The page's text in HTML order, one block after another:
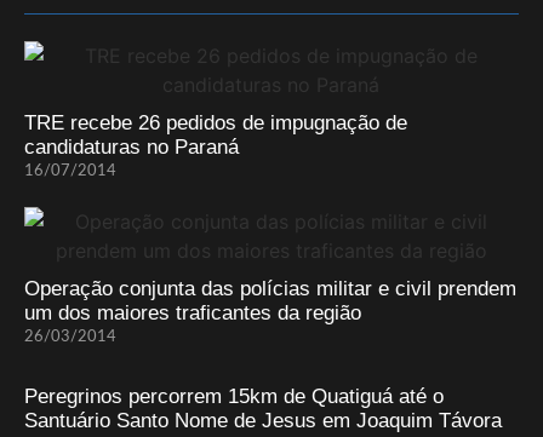
TRE recebe 26 pedidos de impugnação de
candidaturas no Paraná
16/07/2014
Operação conjunta das polícias militar e civil prendem
um dos maiores traficantes da região
26/03/2014
Peregrinos percorrem 15km de Quatiguá até o
Santuário Santo Nome de Jesus em Joaquim Távora